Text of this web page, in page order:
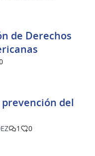
de Derechos
del
1 0